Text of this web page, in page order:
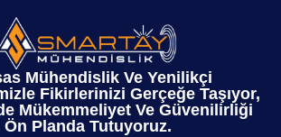
Mühendislik Ve Yenilikçi
Fikirlerinizi Gerçeğe Taşıyor,
Mükemmeliyet Ve Güvenilirliği
Ön Planda Tutuyoruz.